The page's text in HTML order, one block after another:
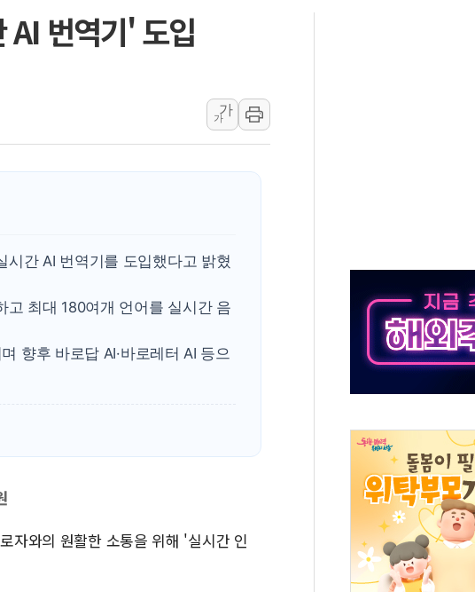
홈플러스發 대형마트 판매, 역대 최대폭 감소한 9.4%↓…유통
윤준병·이해민 의원, '정부 특사'로 콜롬비아 대통령 취임식 참석
풀무원재단, '국제과학연극제 2026'서 어린이 과학연극 2편 수상
현대그린푸드 '텍사스로드하우스' 잠실점, 직장인 핫플레이스
與 "세제개편안 8월 말 당정 조율 완료…초고가·비거주 1주택
삼성전자, 美국립연구소와 영하 30도 극저온 난방기술 개발한다
롯데백화점, 앰배서더 2기 모집…지역 크리에이터 확대
한수원 "폭염 속 전력수급 이상무"…김회천 사장, 원전 현장점
박형수 의원 '선관위 견제·감독 강화' 2개 법 대표 발의
AI 번역기' 도입
가
가
간 AI 번역기를 도입했다고 밝혔
최대 180여개 언어를 실시간 음
향후 바로답 AI·바로레터 AI 등으
자와의 원활한 소통을 위해 '실시간 인